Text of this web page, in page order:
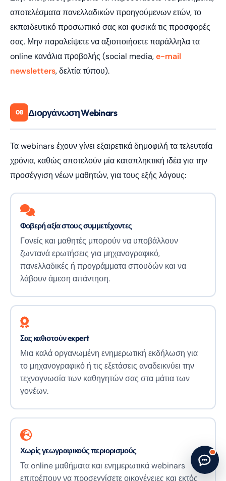
αποτελέσματα πανελλαδικών προηγούμενων ετών, το
εκπαιδευτικό προσωπικό σας και φυσικά τις προσφορές
σας. Μην παραλείψετε να αξιοποιήσετε παράλληλα τα
online κανάλια προβολής (social media,e-mail
newsletters, δελτία τύπου).
08 Διοργάνωση Webinars
Τα webinars έχουν γίνει εξαιρετικά δημοφιλή τα τελευταία
χρόνια, καθώς αποτελούν μία καταπληκτική ιδέα για την
προσέγγιση νέων μαθητών, για τους εξής λόγους:
Φοβερή αξία στους συμμετέχοντες
Γονείς και μαθητές μπορούν να υποβάλλουν
ζωντανά ερωτήσεις για μηχανογραφικό,
πανελλαδικές ή προγράμματα σπουδών και να
λάβουν άμεση απάντηση.
Σας καθιστούν expert
Μια καλά οργανωμένη ενημερωτική εκδήλωση για
το μηχανογραφικό ή τις εξετάσεις αναδεικνύει την
τεχνογνωσία των καθηγητών σας στα μάτια των
γονέων.
Χωρίς γεωγραφικούς περιορισμούς
Τα online μαθήματα και ενημερωτικά webinars
επιτρέπουν να προσεγγίσετε οικογένειες και εκτός
×
Γεια χαρά! Είμαι ο AI βοηθός του Γιώργου
- πώς θα μπορούσα να σε βοηθήσω
σήμερα;